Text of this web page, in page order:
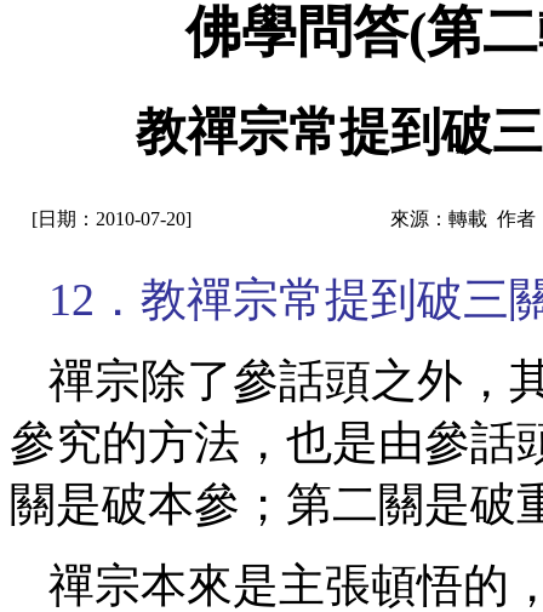
佛學問答(第
教禪宗常提到破
[日期：2010-07-20] 來源：轉載 作者
12．教禪宗常提到破三
禪宗除了參話頭之外，
參究的方法，也是由參話
關是破本參；第二關是破
禪宗本來是主張頓悟的